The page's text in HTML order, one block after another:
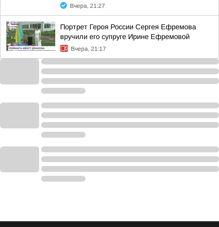
Вчера, 21:27
Портрет Героя России Сергея Ефремова
вручили его супруге Ирине Ефремовой
Вчера, 21:17